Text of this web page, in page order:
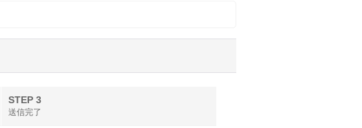
STEP 3
送信完了